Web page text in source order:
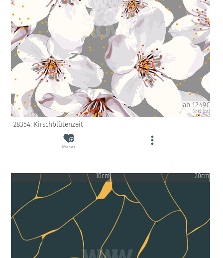
ab 12.49€
(inkl. USt)
28354: Kirschblütenzeit
Merken
10cm 20cm